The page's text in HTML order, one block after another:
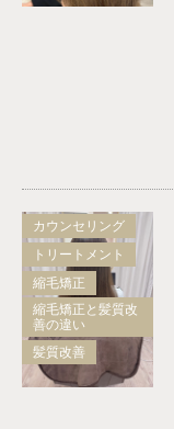
カウンセリング
トリートメント
縮毛矯正
縮毛矯正と髪質改
善の違い
髪質改善